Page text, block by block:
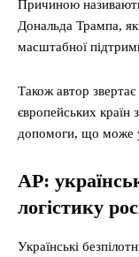
Причиною
Дональда Трампа,
масштабної
Також автор
європейських країн
допомоги, що може
AP:
логістику
Українські